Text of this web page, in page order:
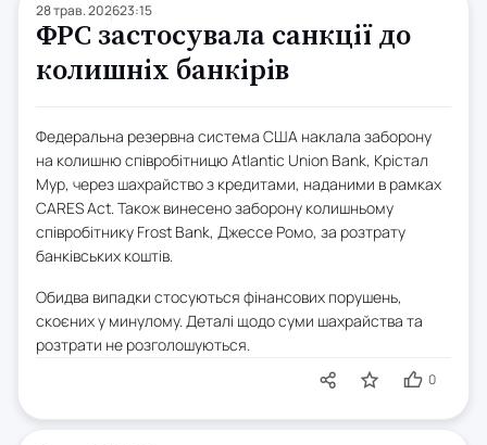
28 трав. 202623:15
ФРС застосувала санкції до
колишніх банкірів
Федеральна резервна система США наклала заборону
на колишню співробітницю Atlantic Union Bank, Крістал
Мур, через шахрайство з кредитами, наданими в рамках
CARES Act. Також винесено заборону колишньому
співробітнику Frost Bank, Джессе Ромо, за розтрату
банківських коштів.
Обидва випадки стосуються фінансових порушень,
скоєних у минулому. Деталі щодо суми шахрайства та
розтрати не розголошуються.
0